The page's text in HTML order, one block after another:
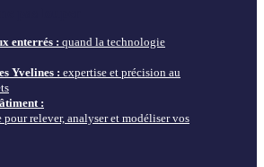
enterrés : quand la technologie
Yvelines : expertise et précision au
:
relever, analyser et modéliser vos